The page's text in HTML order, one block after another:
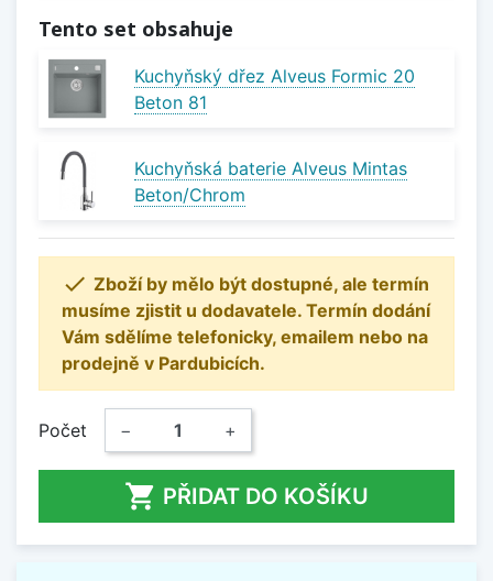
Tento set obsahuje
Kuchyňský dřez Alveus Formic 20
Beton 81
Kuchyňská baterie Alveus Mintas
Beton/Chrom
 Zboží by mělo být dostupné, ale termín
musíme zjistit u dodavatele. Termín dodání
Vám sdělíme telefonicky, emailem nebo na
prodejně v Pardubicích.
Počet − +
 PŘIDAT DO KOŠÍKU